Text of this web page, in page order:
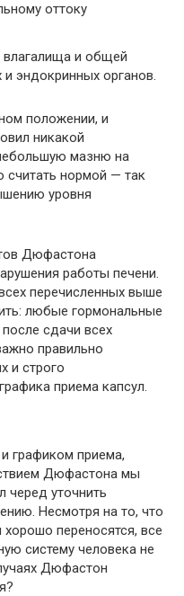
оттоку
и общей
эндокринных органов.
положении, и
никакой
мазню на
считать нормой — так
уровня
Дюфастона
работы печени.
перечисленных выше
любые гормональные
сдачи всех
правильно
и строго
приема капсул.
графиком приема,
Дюфастона мы
черед уточнить
Несмотря на то, что
переносятся, все
систему человека не
Дюфастон